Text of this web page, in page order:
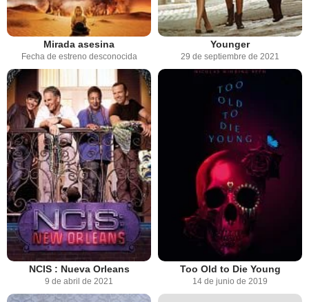
Mirada asesina
Fecha de estreno desconocida
Younger
29 de septiembre de 2021
NCIS : Nueva Orleans
9 de abril de 2021
Too Old to Die Young
14 de junio de 2019